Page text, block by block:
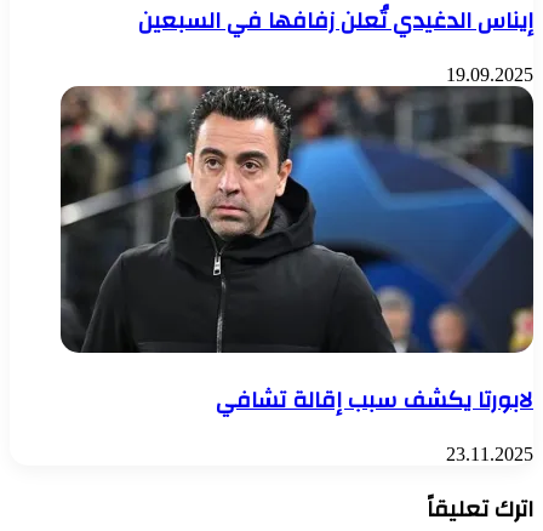
إيناس الدغيدي تُعلن زفافها في السبعين
19.09.2025
لابورتا يكشف سبب إقالة تشافي
23.11.2025
اترك تعليقاً